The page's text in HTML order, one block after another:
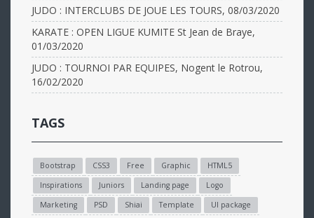
JUDO : INTERCLUBS DE JOUE LES TOURS, 08/03/2020
KARATE : OPEN LIGUE KUMITE St Jean de Braye,
01/03/2020
JUDO : TOURNOI PAR EQUIPES, Nogent le Rotrou,
16/02/2020
TAGS
Bootstrap CSS3 Free Graphic
HTML5
Inspirations
Juniors Landing page
Logo
Marketing
PSD Shiai Template UI package